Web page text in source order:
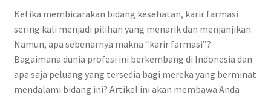
Ketika membicarakan bidang kesehatan, karir farmasi
sering kali menjadi pilihan yang menarik dan menjanjikan.
Namun, apa sebenarnya makna “karir farmasi”?
Bagaimana dunia profesi ini berkembang di Indonesia dan
apa saja peluang yang tersedia bagi mereka yang berminat
mendalami bidang ini? Artikel ini akan membawa Anda